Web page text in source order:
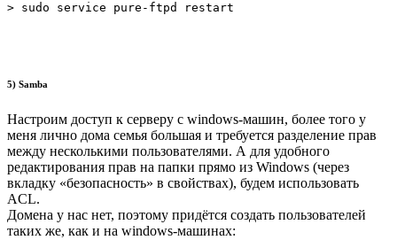
> sudo service pure-ftpd restart
5) Samba
Настроим доступ к серверу с windows-машин, более того у
меня лично дома семья большая и требуется разделение прав
между несколькими пользователями. А для удобного
редактирования прав на папки прямо из Windows (через
вкладку «безопасность» в свойствах), будем использовать
ACL.
Домена у нас нет, поэтому придётся создать пользователей
таких же, как и на windows-машинах: